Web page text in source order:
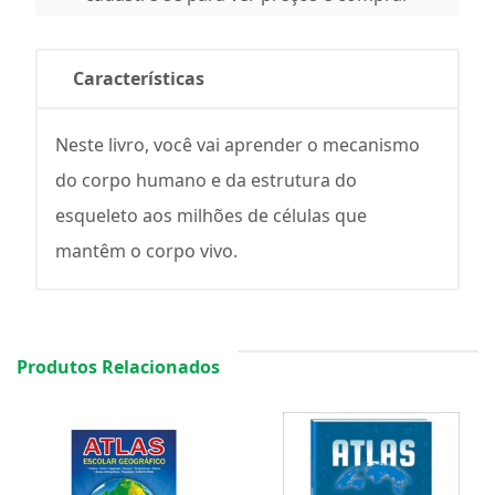
Características
Neste livro, você vai aprender o mecanismo
do corpo humano e da estrutura do
esqueleto aos milhões de células que
mantêm o corpo vivo.
Produtos Relacionados